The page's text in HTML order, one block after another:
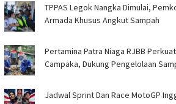
TPPAS Legok Nangka Dimulai,
Armada Khusus Angkut Sampah
Pertamina Patra Niaga RJBB
Campaka, Dukung Pengelolaan
Jadwal Sprint Dan Race MotoGP